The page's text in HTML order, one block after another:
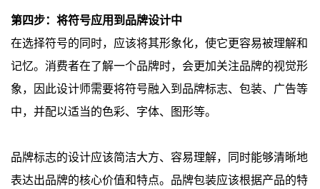
第四步：将符号应用到品牌设计中
在选择符号的同时，应该将其形象化，使它更容易被理解和
记忆。消费者在了解一个品牌时，会更加关注品牌的视觉形
象，因此设计师需要将符号融入到品牌标志、包装、广告等
中，并配以适当的色彩、字体、图形等。
品牌标志的设计应该简洁大方、容易理解，同时能够清晰地
表达出品牌的核心价值和特点。品牌包装应该根据产品的特